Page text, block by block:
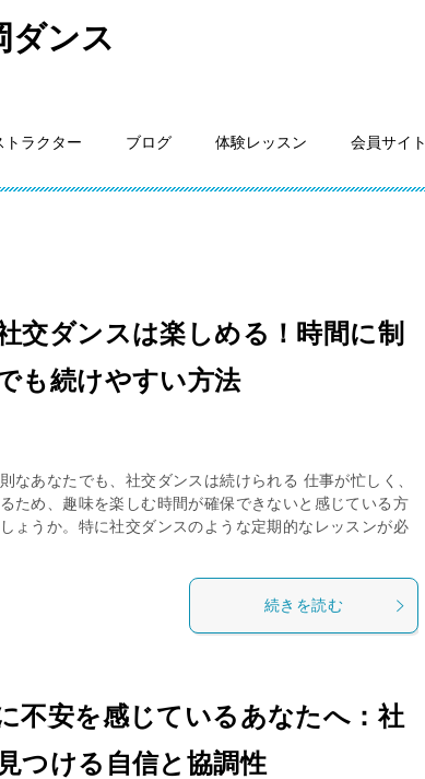
ダンス
トラクター ブログ 体験レッスン 会員サイト
交ダンスは楽しめる！時間に制
も続けやすい方法
なあなたでも、社交ダンスは続けられる 仕事が忙しく、
ため、趣味を楽しむ時間が確保できないと感じている方
ょうか。特に社交ダンスのような定期的なレッスンが必
続きを読む
不安を感じているあなたへ：社
つける自信と協調性